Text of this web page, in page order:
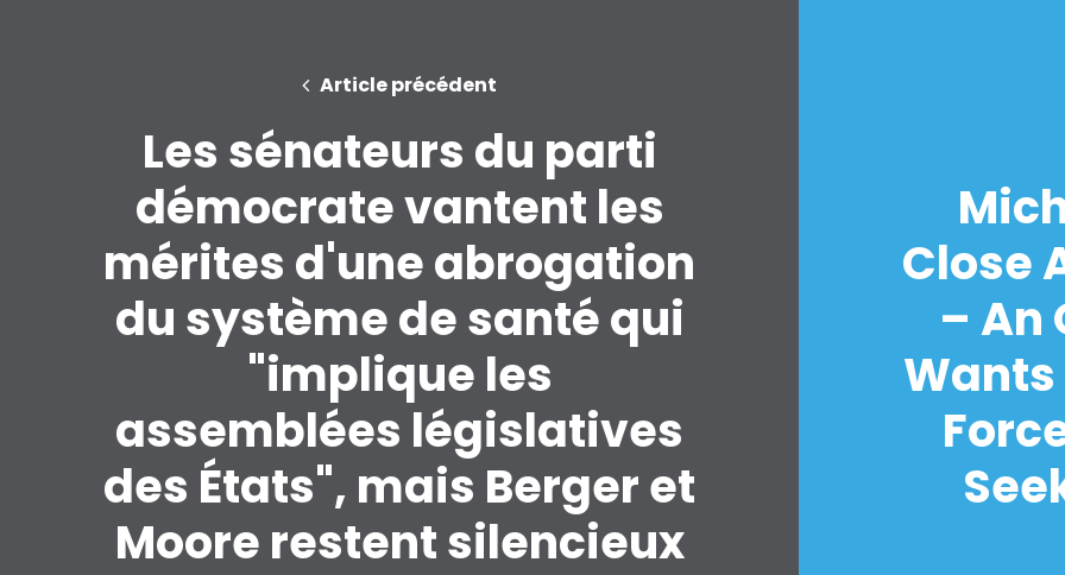
Article précédent
Les sénateurs du parti
démocrate vantent les
mérites d'une abrogation
du système de santé qui
"implique les
assemblées législatives
des États", mais Berger et
Moore restent silencieux
Close
– An
Wants